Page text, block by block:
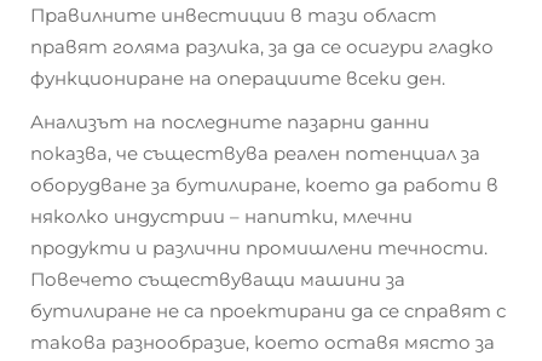
Правилните инвестиции в тази област
правят голяма разлика, за да се осигури гладко
функциониране на операциите всеки ден.
Анализът на последните пазарни данни
показва, че съществува реален потенциал за
оборудване за бутилиране, което да работи в
няколко индустрии – напитки, млечни
продукти и различни промишлени течности.
Повечето съществуващи машини за
бутилиране не са проектирани да се справят с
такова разнообразие, което оставя място за